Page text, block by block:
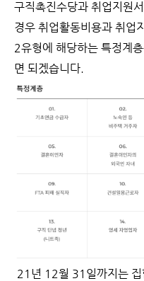
구직촉진수당과 취업지원
경우 취업활동비용과 취업
2유형에 해당하는 특정계
면 되겠습니다.
21년 12월 31일까지는 집